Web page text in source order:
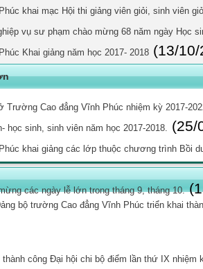
khai mạc Hội thi giảng viên giỏi, sinh viên
vụ sư phạm chào mừng 68 năm ngày Học
Khai giảng năm học 2017- 2018 (13/
Trường Cao đẳng Vĩnh Phúc nhiệm kỳ 2017-
học sinh, sinh viên năm học 2017-2018. (25/
khai giảng các lớp thuộc chương trình Bồi
các ngày lễ lớn trong tháng 9, tháng 10.
bộ trường Cao đẳng Vĩnh Phúc triển khai
công Đại hội chi bộ điểm lần thứ IX nhiệm